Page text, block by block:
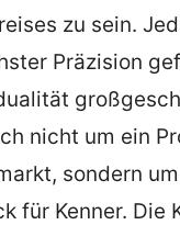
zu sein.
Präzision
nicht um ein
sondern
für Kenner. Die